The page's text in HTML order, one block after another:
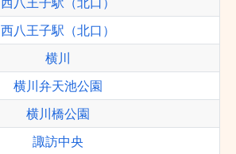
西八王子駅（北口）
横川
横川弁天池公園
横川橋公園
諏訪中央